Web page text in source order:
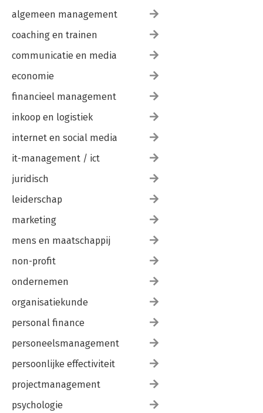
algemeen management
coaching en trainen
communicatie en media
economie
financieel management
inkoop en logistiek
internet en social media
it-management / ict
juridisch
leiderschap
marketing
mens en maatschappij
non-profit
ondernemen
organisatiekunde
personal finance
personeelsmanagement
persoonlijke effectiviteit
projectmanagement
psychologie